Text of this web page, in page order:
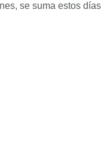
se suma estos